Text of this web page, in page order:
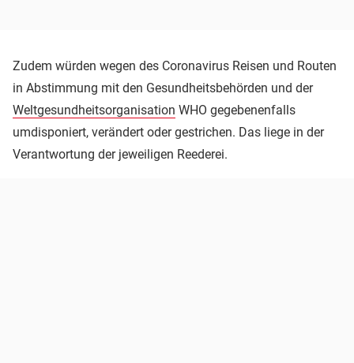
Zudem würden wegen des Coronavirus Reisen und Routen
in Abstimmung mit den Gesundheitsbehörden und der
Weltgesundheitsorganisation WHO gegebenenfalls
umdisponiert, verändert oder gestrichen. Das liege in der
Verantwortung der jeweiligen Reederei.